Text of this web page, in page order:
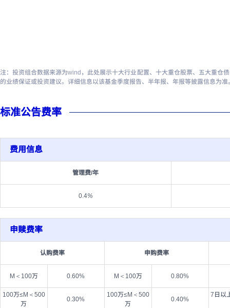
注：投资组合数据来源为wind，此处展示十大行业配置、十大重仓股票、五大重仓
的业绩保证或投资建议。详细信息以该基金季度报告、半年报、年报等披露信息为准
标准公告费率
费用信息
管理费/年
0.4%
申赎费率
认购费率 申购费率
M＜100万 0.60% M＜100万 0.80%
100万≤M＜500
万
0.30%
100万≤M＜500
万
0.40%
7日以